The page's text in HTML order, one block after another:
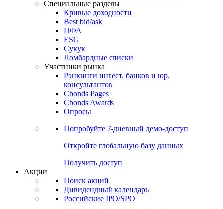
Поиск облигаций & Карты рынка
Поиск облигаций (ИИ)
Поиск котировок облигаций
Ближайшие размещения (Россия)
Специальные разделы
Кривые доходности
Best bid/ask
ЦФА
ESG
Сукук
Ломбардные списки
Участники рынка
Рэнкинги инвест. банков и юр.
Cbonds Pages
Опросы
Попробуйте7-дневный
Откройте глобальную базу данных
Получить доступ